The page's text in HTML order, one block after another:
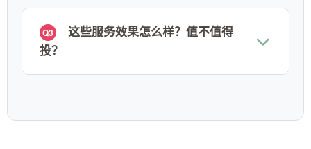
Q3
这些服务效果怎么样？值不值得
投？